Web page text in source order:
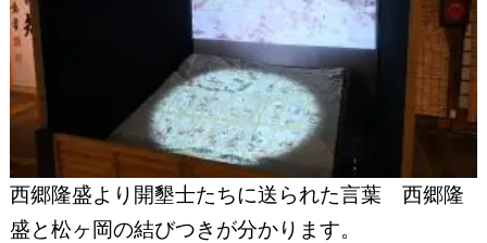
西郷隆盛より開墾士たちに送られた言葉 西郷隆
盛と松ヶ岡の結びつきが分かります。